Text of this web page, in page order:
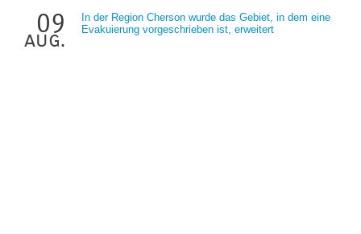
09
aug.
In der Region Cherson wurde das Gebiet, in dem eine
Evakuierung vorgeschrieben ist, erweitert